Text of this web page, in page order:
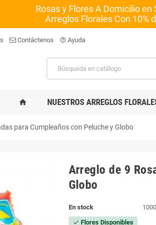
Rosas y Flores A Domicilio en
Arreglos Florales Con 10%
Contáctenos help_outline Ayuda
home NUESTROS ARREGLOS
para Cumpleaños con Peluche y Globo
Arreglo de 9
Globo
En stock
check Flores Disponibles